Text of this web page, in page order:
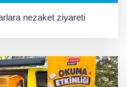
nezaket ziyareti